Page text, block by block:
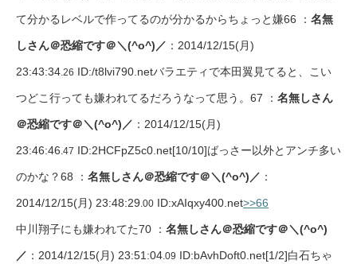
て分かるレベルで作ってるのが分かるからちょっと嫌66 ： 名無
しさん＠恐縮です＠＼(^o^)／ ：2014/12/15(月)
23:43:34 .26 ID:/t8lvi790.netバラエティで本田翼見てると、こい
つどこ行っても嫌われてるだろうなって思う。67 ： 名無しさん
＠恐縮です＠＼(^o^)／ ：2014/12/15(月)
23:46:46 .47 ID:2HCFpZ5c0.net[10/10]ばっさー以外とアンチ多い
のかな？68 ： 名無しさん＠恐縮です＠＼(^o^)／ ：
2014/12/15(月) 23:48:29 .00 ID:xAIqxy400.net>>66
中川翔子にも嫌われてた70 ： 名無しさん＠恐縮です＠＼(^o^)
／ ：2014/12/15(月) 23:51:04 .09 ID:bAvhDoft0.net[1/2]白石ちゃ